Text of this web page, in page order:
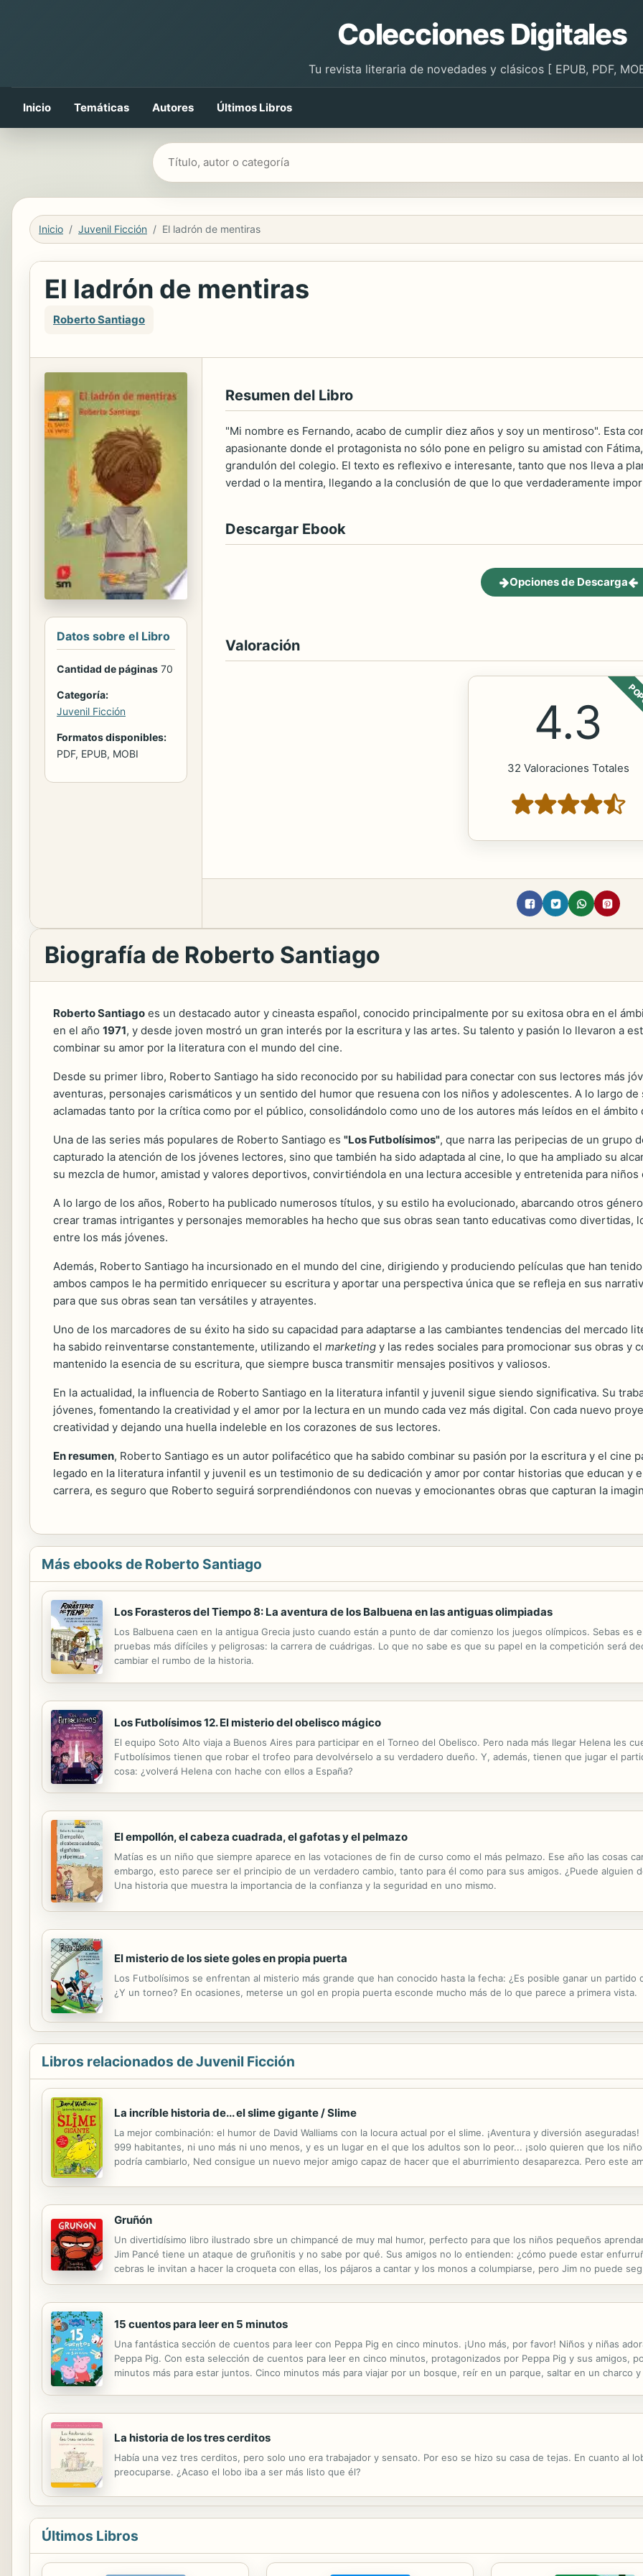
Colecciones Digitales
Tu revista literaria de novedades y clásicos [ EPUB, PDF,
Inicio Temáticas Autores Últimos Libros
Buscar libros
Inicio Juvenil Ficción El ladrón de mentiras
El ladrón de mentiras
Roberto Santiago
Datos sobre el Libro
Cantidad de páginas 70
Categoría:
Juvenil Ficción
Formatos disponibles:
PDF, EPUB, MOBI
Resumen del Libro
"Mi nombre es Fernando, acabo de cumplir diez años y soy un mentiroso". Esta
apasionante donde el protagonista no sólo pone en peligro su amistad con
grandulón del colegio. El texto es reflexivo e interesante, tanto que nos lleva a
verdad o la mentira, llegando a la conclusión de que lo que verdaderamente
Descargar Ebook
Opciones de Descarga
Valoración
4.3
32 Valoraciones Totales
Biografía de Roberto Santiago
Roberto Santiago es un destacado autor y cineasta español, conocido principalmente por su exitosa obra en el
en el año 1971, y desde joven mostró un gran interés por la escritura y las artes. Su talento y pasión lo llevaron a
combinar su amor por la literatura con el mundo del cine.
Desde su primer libro, Roberto Santiago ha sido reconocido por su habilidad para conectar con sus lectores más
aventuras, personajes carismáticos y un sentido del humor que resuena con los niños y adolescentes. A lo largo
aclamadas tanto por la crítica como por el público, consolidándolo como uno de los autores más leídos en el
Una de las series más populares de Roberto Santiago es "Los Futbolísimos", que narra las peripecias de un grupo
capturado la atención de los jóvenes lectores, sino que también ha sido adaptada al cine, lo que ha ampliado su
su mezcla de humor, amistad y valores deportivos, convirtiéndola en una lectura accesible y entretenida para niños
A lo largo de los años, Roberto ha publicado numerosos títulos, y su estilo ha evolucionado, abarcando otros
crear tramas intrigantes y personajes memorables ha hecho que sus obras sean tanto educativas como divertidas,
entre los más jóvenes.
Además, Roberto Santiago ha incursionado en el mundo del cine, dirigiendo y produciendo películas que han
ambos campos le ha permitido enriquecer su escritura y aportar una perspectiva única que se refleja en sus
para que sus obras sean tan versátiles y atrayentes.
Uno de los marcadores de su éxito ha sido su capacidad para adaptarse a las cambiantes tendencias del mercado
ha sabido reinventarse constantemente, utilizando el marketing y las redes sociales para promocionar sus obras y
mantenido la esencia de su escritura, que siempre busca transmitir mensajes positivos y valiosos.
En la actualidad, la influencia de Roberto Santiago en la literatura infantil y juvenil sigue siendo significativa. Su
jóvenes, fomentando la creatividad y el amor por la lectura en un mundo cada vez más digital. Con cada nuevo
creatividad y dejando una huella indeleble en los corazones de sus lectores.
En resumen, Roberto Santiago es un autor polifacético que ha sabido combinar su pasión por la escritura y el cine
legado en la literatura infantil y juvenil es un testimonio de su dedicación y amor por contar historias que educan y
carrera, es seguro que Roberto seguirá sorprendiéndonos con nuevas y emocionantes obras que capturan la
Más ebooks de Roberto Santiago
Los Forasteros del Tiempo 8: La aventura de los Balbuena en las antiguas olimpiadas
Los Balbuena caen en la antigua Grecia justo cuando están a punto de dar comienzo los juegos olímpicos. Sebas es
pruebas más difíciles y peligrosas: la carrera de cuádrigas. Lo que no sabe es que su papel en la competición será
cambiar el rumbo de la historia.
Los Futbolísimos 12. El misterio del obelisco mágico
El equipo Soto Alto viaja a Buenos Aires para participar en el Torneo del Obelisco. Pero nada más llegar Helena les
Futbolísimos tienen que robar el trofeo para devolvérselo a su verdadero dueño. Y, además, tienen que jugar el
cosa: ¿volverá Helena con hache con ellos a España?
El empollón, el cabeza cuadrada, el gafotas y el pelmazo
Matías es un niño que siempre aparece en las votaciones de fin de curso como el más pelmazo. Ese año las cosas
embargo, esto parece ser el principio de un verdadero cambio, tanto para él como para sus amigos. ¿Puede alguien
Una historia que muestra la importancia de la confianza y la seguridad en uno mismo.
El misterio de los siete goles en propia puerta
Los Futbolísimos se enfrentan al misterio más grande que han conocido hasta la fecha: ¿Es posible ganar un
¿Y un torneo? En ocasiones, meterse un gol en propia puerta esconde mucho más de lo que parece a primera vista.
Libros relacionados de Juvenil Ficción
La incríble historia de... el slime gigante / Slime
La mejor combinación: el humor de David Walliams con la locura actual por el slime. ¡Aventura y diversión
999 habitantes, ni uno más ni uno menos, y es un lugar en el que los adultos son lo peor... ¡solo quieren que los
podría cambiarlo, Ned consigue un nuevo mejor amigo capaz de hacer que el aburrimiento desaparezca. Pero este
Gruñón
Un divertidísimo libro ilustrado sbre un chimpancé de muy mal humor, perfecto para que los niños pequeños
Jim Pancé tiene un ataque de gruñonitis y no sabe por qué. Sus amigos no lo entienden: ¿cómo puede estar
cebras le invitan a hacer la croqueta con ellas, los pájaros a cantar y los monos a columpiarse, pero Jim no puede
poquito. ¿No será que de vez en cuando todos necesitamos ser un poco gruñones?
15 cuentos para leer en 5 minutos
Una fantástica sección de cuentos para leer con Peppa Pig en cinco minutos. ¡Uno más, por favor! Niños y niñas
Peppa Pig. Con esta selección de cuentos para leer en cinco minutos, protagonizados por Peppa Pig y sus amigos,
minutos más para estar juntos. Cinco minutos más para viajar por un bosque, reír en un parque, saltar en un charco
La historia de los tres cerditos
Había una vez tres cerditos, pero solo uno era trabajador y sensato. Por eso se hizo su casa de tejas. En cuanto al
preocuparse. ¿Acaso el lobo iba a ser más listo que él?
Últimos Libros